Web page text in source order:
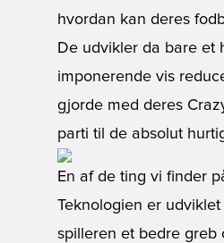
hvordan kan deres
De udvikler da bare et
imponerende vis
gjorde med deres
parti til de absolut
En af de ting vi finder
Teknologien er
spilleren et bedre greb